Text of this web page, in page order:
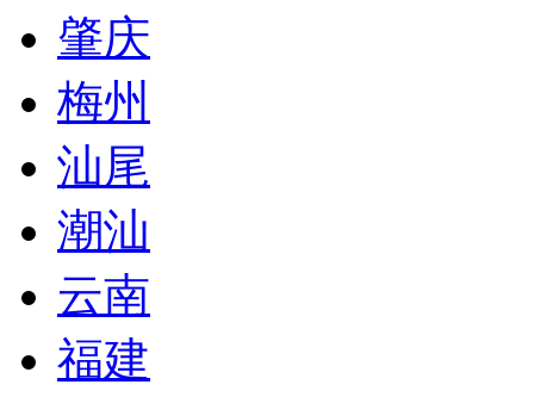
肇庆
梅州
汕尾
潮汕
云南
福建